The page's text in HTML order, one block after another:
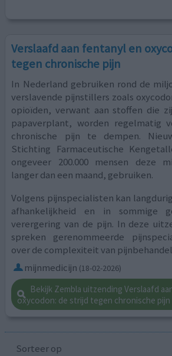
Verslaafd aan fentanyl en
tegen chronische pijn
In Nederland gebruiken rond de
verslavende pijnstillers zoals
opioïden, verwant aan stoffen die
papaverplant, worden regelmatig
chronische pijn te dempen.
Stichting Farmaceutische
ongeveer 200.000 mensen deze
langer dan een maand, gebruiken.
Volgens pijnspecialisten kan
afhankelijkheid en in sommige
verergering van de pijn. In deze
spreken gerenommeerde
over de complexiteit van
mijnmedicijn (18-02-2026)
Bekijk Zembla uitzending Verslaafd
oxycodon: de strijd tegen chronische pijn
Sorteer op